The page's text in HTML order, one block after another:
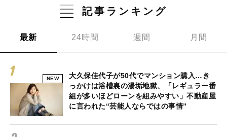
記事ランキング
最新 24時間 週間 月間
NEW
大久保佳代子が50代でマンション購入…き
っかけは浴槽裏の湯垢地獄、「レギュラー番
組が多いほどローンを組みやすい」不動産屋
に言われた“芸能人ならではの事情”